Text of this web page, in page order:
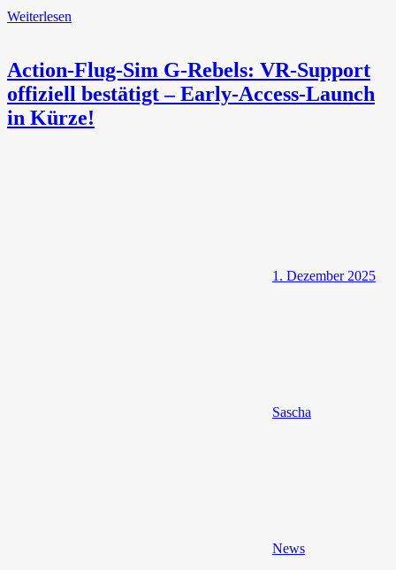
Weiterlesen
Action-Flug-Sim G-Rebels: VR-Support
offiziell bestätigt – Early-Access-Launch
in Kürze!
1. Dezember 2025
Sascha
News